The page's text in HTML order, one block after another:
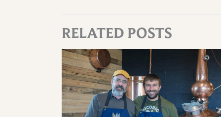
RELATED POSTS